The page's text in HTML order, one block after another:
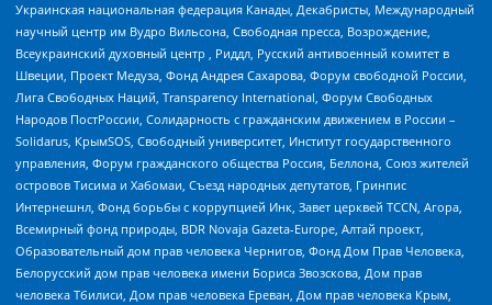
Украинская национальная федерация Канады, Декабристы, Международный
научный центр им Вудро Вильсона, Свободная пресса, Возрождение,
Всеукраинский духовный центр , Риддл, Русский антивоенный комитет в
Швеции, Проект Медуза, Фонд Андрея Сахарова, Форум свободной России,
Лига Свободных Наций, Transparеncy International, Форум Свободных
Народов ПостРоссии, Солидарность с гражданским движением в России –
Solidarus, КрымSOS, Свободный университет, Институт государственного
управления, Форум гражданского общества Россия, Беллона, Союз жителей
островов Тисима и Хабомаи, Съезд народных депутатов, Гринпис
Интернешнл, Фонд борьбы с коррупцией Инк, Завет церквей TCCN, Агора,
Всемирный фонд природы, BDR Novaja Gazeta-Europe, Алтай проект,
Образовательный дом прав человека Чернигов, Фонд Дом Прав Человека,
Белорусский дом прав человека имени Бориса Звозскова, Дом прав
человека Тбилиси, Дом прав человека Ереван, Дом прав человека Крым,